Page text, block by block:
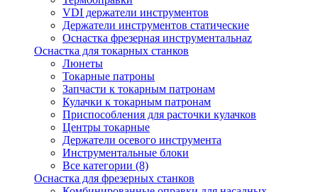
VDI держатели инструментов
Держатели инструментов статические
Оснастка фрезерная инструментальнаz
Оснастка для токарных станков
Люнеты
Токарные патроны
Запчасти к токарным патронам
Кулачки к токарным патронам
Приспособления для расточки кулачков
Центры токарные
Держатели осевого инструмента
Инструментальные блоки
Все категории (8)
Оснастка для фрезерных станков